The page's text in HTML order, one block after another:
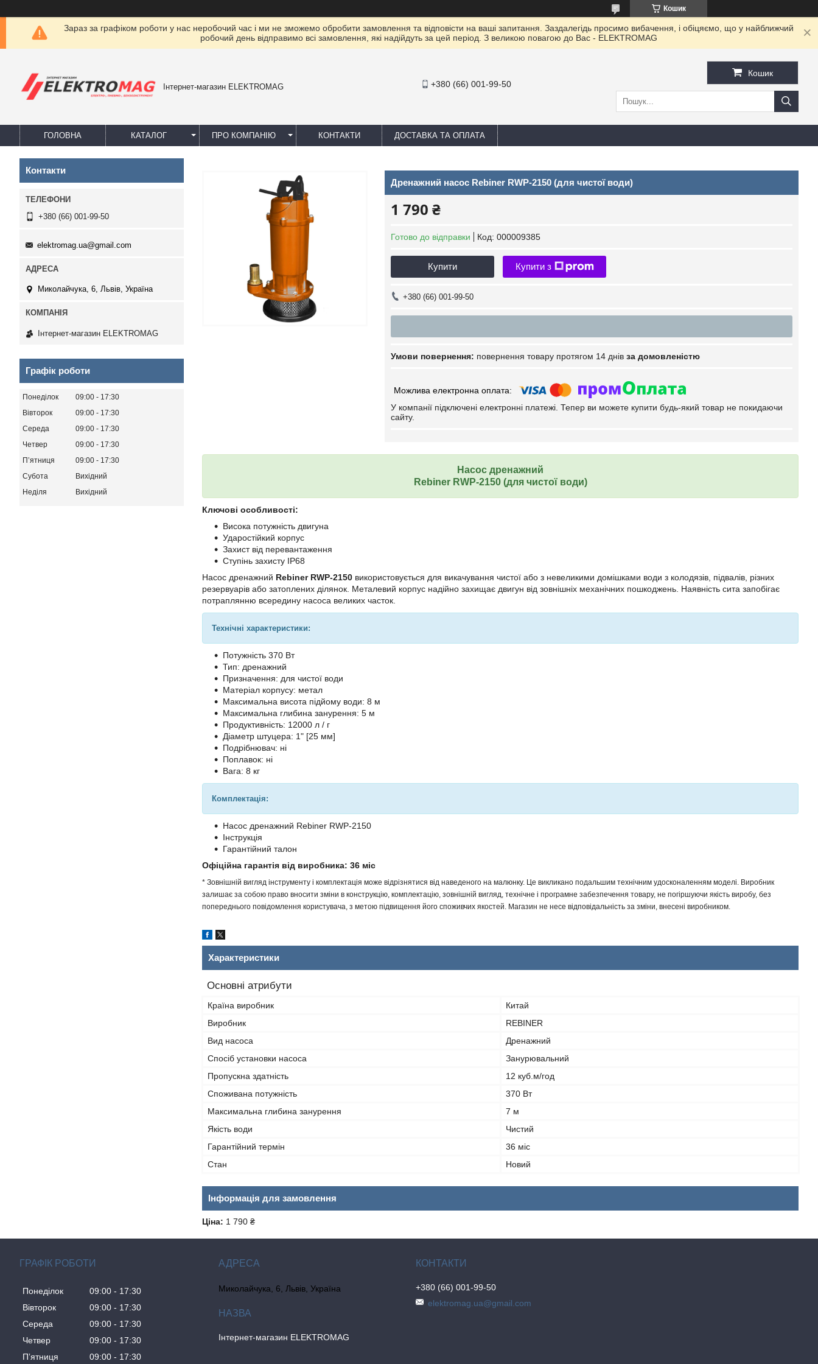
Кошик
Зараз за графіком роботи у нас неробочий час і ми не зможемо обробити замовлення та відповісти на ваші запитання. Заздалегідь просимо вибачення, і обіцяємо, що у найближчий
робочий день відправимо всі замовлення, які надійдуть за цей період. З великою повагою до Ваc - ELEKTROMAG
Інтернет-магазин ELEKTROMAG +380 (66) 001-99-50
Кошик
ГОЛОВНА КАТАЛОГ ПРО КОМПАНІЮ КОНТАКТИ ДОСТАВКА ТА ОПЛАТА
Дренажний насос Rebiner RWP-2150 (для чистої води)
1 790 ₴
Готово до відправки Код: 000009385
Купити Купити з
+380 (66) 001-99-50
повернення товару протягом 14 днів за домовленістю
У компанії підключені електронні платежі. Тепер ви можете купити будь-який товар не покидаючи
сайту.
Насос дренажний
Rebiner RWP-2150 (для чистої води)
Ключові особливості:
Висока потужність двигуна
Ударостійкий корпус
Захист від перевантаження
Ступінь захисту IP68
Насос дренажний Rebiner RWP-2150 використовується для викачування чистої або з невеликими домішками води з колодязів, підвалів, різних
резервуарів або затоплених ділянок. Металевий корпус надійно захищає двигун від зовнішніх механічних пошкоджень. Наявність сита запобігає
потраплянню всередину насоса великих часток.
Технічні характеристики:
Потужність 370 Вт
Тип: дренажний
Призначення: для чистої води
Матеріал корпусу: метал
Максимальна висота підйому води: 8 м
Максимальна глибина занурення: 5 м
Продуктивність: 12000 л / г
Діаметр штуцера: 1" [25 мм]
Подрібнювач: ні
Поплавок: ні
Вага: 8 кг
Комплектація:
Насос дренажний Rebiner RWP-2150
Інструкція
Гарантійний талон
Офіційна гарантія від виробника: 36 міс
* Зовнішній вигляд інструменту і комплектація може відрізнятися від наведеного на малюнку. Це викликано подальшим технічним удосконаленням моделі. Виробник
залишає за собою право вносити зміни в конструкцію, комплектацію, зовнішній вигляд, технічне і програмне забезпечення товару, не погіршуючи якість виробу, без
попереднього повідомлення користувача, з метою підвищення його споживчих якостей. Магазин не несе відповідальність за зміни, внесені виробником.
Характеристики
Основні атрибути
Країна виробник
Китай
Виробник
REBINER
Вид насоса
Дренажний
Спосіб установки насоса
Занурювальний
Пропускна здатність
12 куб.м/год
Споживана потужність
370 Вт
Максимальна глибина занурення
7 м
Якість води
Чистий
Гарантійний термін
36 міс
Стан
Новий
Інформація для замовлення
Ціна: 1 790 ₴
Контакти
+380 (66) 001-99-50
elektromag.ua@gmail.com
Миколайчука, 6, Львів, Україна
Інтернет-магазин ELEKTROMAG
Графік роботи
Понеділок 09:00
17:30
Вівторок
09:00
17:30
Середа
09:00
17:30
Четвер
09:00
17:30
Пʼятниця
09:00
17:30
Субота
Вихідний
Неділя
Вихідний
ГРАФІК РОБОТИ
Понеділок 09:00
17:30
Вівторок
09:00
17:30
Середа
09:00
17:30
Четвер
09:00
17:30
Пʼятниця
09:00 17:30
Миколайчука, 6, Львів, Україна
Інтернет-магазин ELEKTROMAG
+380 (66) 001-99-50
elektromag.ua@gmail.com